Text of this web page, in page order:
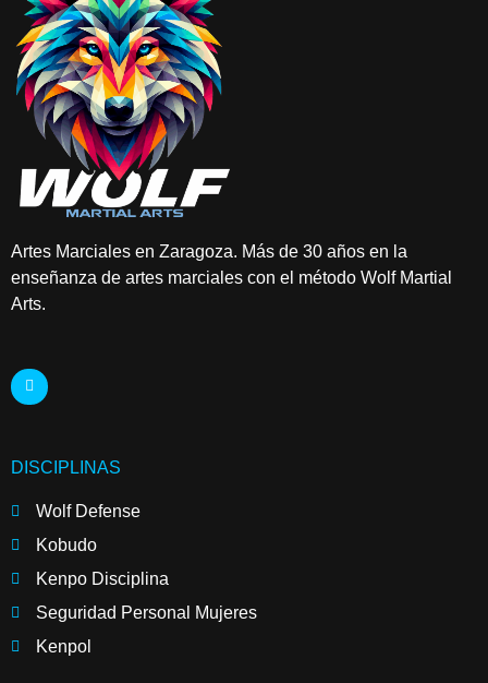
Artes Marciales en Zaragoza. Más de 30 años en la
enseñanza de artes marciales con el método Wolf Martial
Arts.
DISCIPLINAS
Wolf Defense
Kobudo
Kenpo Disciplina
Seguridad Personal Mujeres
Kenpol